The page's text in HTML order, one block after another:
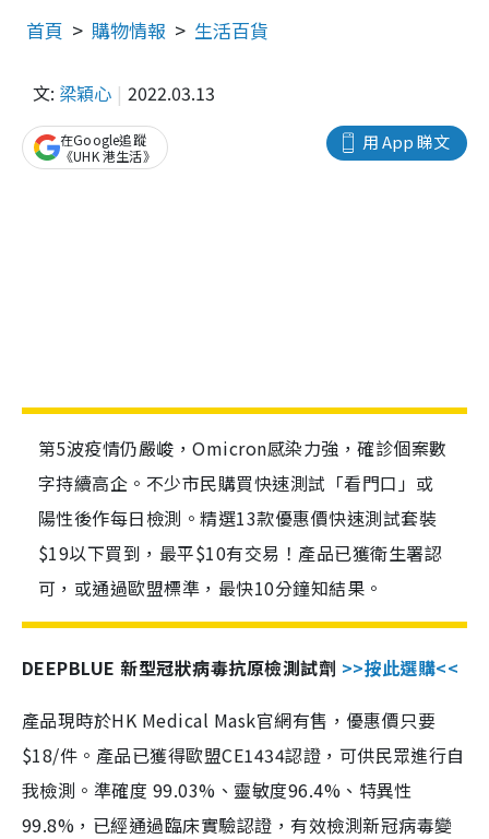
首頁 購物情報 生活百貨
文: 梁穎心 2022.03.13
用 App 睇文
在Google追蹤
《UHK 港生活》
第5波疫情仍嚴峻，Omicron感染力強，確診個案數
字持續高企。不少市民購買快速測試「看門口」或
陽性後作每日檢測。精選13款優惠價快速測試套裝
$19以下買到，最平$10有交易！產品已獲衛生署認
可，或通過歐盟標準，最快10分鐘知結果。
DEEPBLUE 新型冠狀病毒抗原檢測試劑 >>按此選購<<
產品現時於HK Medical Mask官網有售，優惠價只要
$18/件。產品已獲得歐盟CE1434認證，可供民眾進行自
我檢測。準確度 99.03%、靈敏度96.4%、特異性
99.8%，已經通過臨床實驗認證，有效檢測新冠病毒變